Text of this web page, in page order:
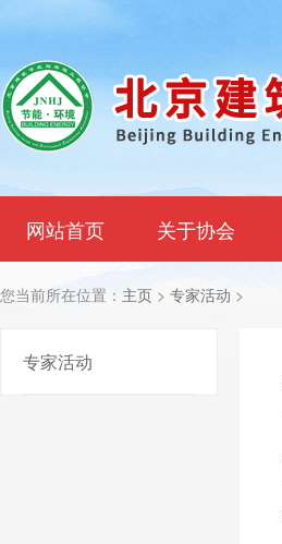
网站首页 关于协会
您当前所在位置： 主页 > 专家活动 >
专家活动